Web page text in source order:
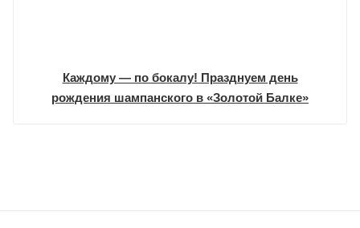
Каждому — по бокалу! Празднуем день
рождения шампанского в «Золотой Балке»